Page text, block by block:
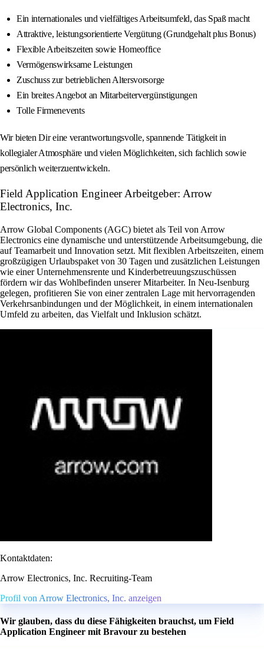
Ein internationales und vielfältiges Arbeitsumfeld, das Spaß macht
Attraktive, leistungsorientierte Vergütung (Grundgehalt plus Bonus)
Flexible Arbeitszeiten sowie Homeoffice
Vermögenswirksame Leistungen
Zuschuss zur betrieblichen Altersvorsorge
Ein breites Angebot an Mitarbeitervergünstigungen
Tolle Firmenevents
Wir bieten Dir eine verantwortungsvolle, spannende Tätigkeit in
kollegialer Atmosphäre und vielen Möglichkeiten, sich fachlich sowie
persönlich weiterzuentwickeln.
Field Application Engineer Arbeitgeber: Arrow
Electronics, Inc.
Arrow Global Components (AGC) bietet als Teil von Arrow
Electronics eine dynamische und unterstützende Arbeitsumgebung, die
auf Teamarbeit und Innovation setzt. Mit flexiblen Arbeitszeiten, einem
großzügigen Urlaubspaket von 30 Tagen und zusätzlichen Leistungen
wie einer Unternehmensrente und Kinderbetreuungszuschüssen
fördern wir das Wohlbefinden unserer Mitarbeiter. In Neu-Isenburg
gelegen, profitieren Sie von einer zentralen Lage mit hervorragenden
Verkehrsanbindungen und der Möglichkeit, in einem internationalen
Umfeld zu arbeiten, das Vielfalt und Inklusion schätzt.
Kontaktdaten:
Arrow Electronics, Inc. Recruiting-Team
Profil von Arrow Electronics, Inc. anzeigen
Wir glauben, dass du diese Fähigkeiten brauchst, um Field
Application Engineer mit Bravour zu bestehen